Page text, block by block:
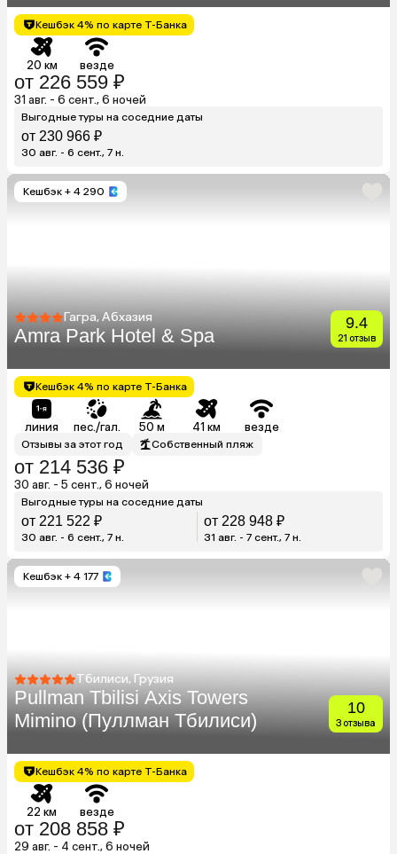
Кешбэк 4% по карте Т-Банка
20 км везде
от 226 559 ₽
31 авг. - 6 сент., 6 ночей
Выгодные туры на соседние даты
от 230 966 ₽
30 авг. - 6 сент., 7 н.
Кешбэк + 4 290
Гагра, Абхазия
Amra Park Hotel & Spa
9.4
21 отзыв
Кешбэк 4% по карте Т-Банка
линия пес./гал. 50 м 41 км везде
Отзывы за этот год Собственный пляж
от 214 536 ₽
30 авг. - 5 сент., 6 ночей
Выгодные туры на соседние даты
от 221 522 ₽
30 авг. - 6 сент., 7 н.
от 228 948 ₽
31 авг. - 7 сент., 7 н.
Кешбэк + 4 177
Тбилиси, Грузия
Pullman Tbilisi Axis Towers
Mimino (Пуллман Тбилиси)
10
3 отзыва
Кешбэк 4% по карте Т-Банка
22 км везде
от 208 858 ₽
29 авг. - 4 сент., 6 ночей